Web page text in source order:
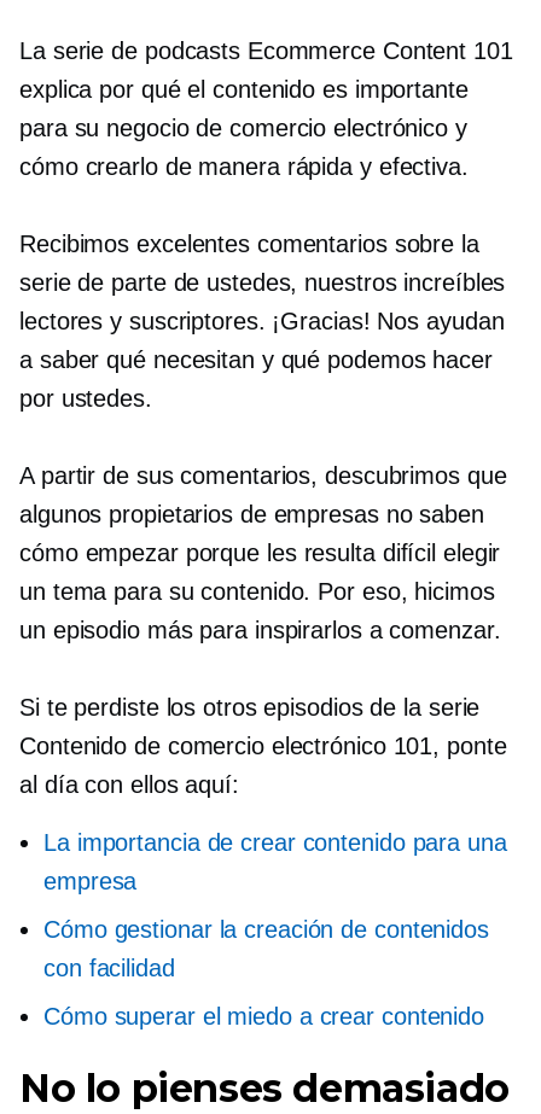
La serie de podcasts Ecommerce Content 101
explica por qué el contenido es importante
para su negocio de comercio electrónico y
cómo crearlo de manera rápida y efectiva.
Recibimos excelentes comentarios sobre la
serie de parte de ustedes, nuestros increíbles
lectores y suscriptores. ¡Gracias! Nos ayudan
a saber qué necesitan y qué podemos hacer
por ustedes.
A partir de sus comentarios, descubrimos que
algunos propietarios de empresas no saben
cómo empezar porque les resulta difícil elegir
un tema para su contenido. Por eso, hicimos
un episodio más para inspirarlos a comenzar.
Si te perdiste los otros episodios de la serie
Contenido de comercio electrónico 101, ponte
al día con ellos aquí:
La importancia de crear contenido para una
empresa
Cómo gestionar la creación de contenidos
con facilidad
Cómo superar el miedo a crear contenido
No lo pienses demasiado